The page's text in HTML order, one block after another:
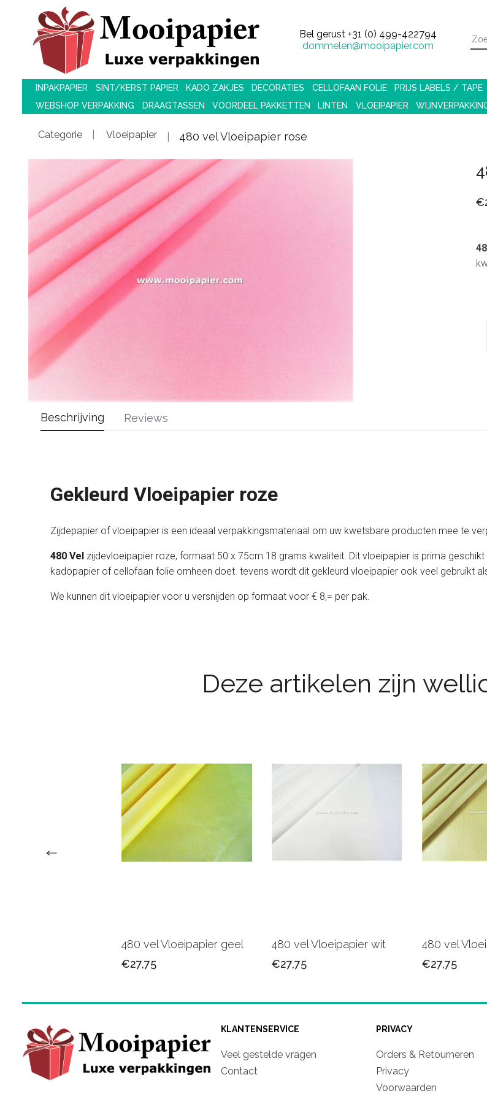
Bel gerust +31 (0) 499-422794
dommelen@mooipapier.com
INPAKPAPIER SINT/KERST PAPIER KADO ZAKJES DECORATIES CELLOFAAN FOLIE PRIJS LABELS / TAPE
WEBSHOP VERPAKKING
DRAAGTASSEN VOORDEEL PAKKETTEN LINTEN VLOEIPAPIER
Categorie Vloeipapier 480 vel Vloeipapier rose
Beschrijving
Gekleurd Vloeipapier roze
Zijdepapier of vloeipapier is een ideaal verpakkingsmateriaal om uw kwetsbare producten mee te
480 Vel zijdevloeipapier roze, formaat 50 x 75cm 18 grams kwaliteit. Dit vloeipapier is prima
kadopapier of cellofaan folie omheen doet. tevens wordt dit gekleurd vloeipapier ook veel gebruikt
We kunnen dit vloeipapier voor u versnijden op formaat voor € 8,= per pak.
Reviews
Deze artikelen zijn
480 vel Vloeipapier geel
€27,75
480 vel Vloeipapier wit
€27,75
480 vel
€27,75
KLANTENSERVICE
Veel gestelde vragen
Contact
PRIVACY
Orders & Retourneren
Privacy
Voorwaarden